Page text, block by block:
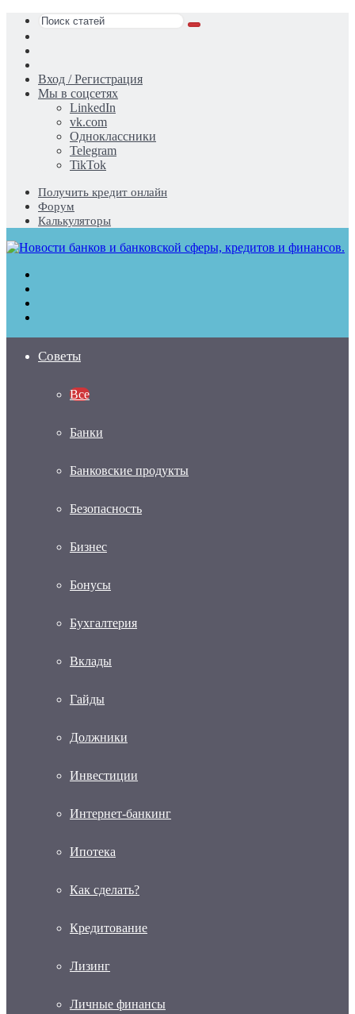
Поиск
статья
Вход / Регистрация
Мы в соцсетях
LinkedIn
vk.com
Одноклассники
Telegram
TikTok
Получить кредит онлайн
Форум
Калькуляторы
Советы
Все
Банки
Банковские продукты
Безопасность
Бизнес
Бонусы
Бухгалтерия
Вклады
Гайды
Должники
Инвестиции
Интернет-банкинг
Ипотека
Как сделать?
Кредитование
Лизинг
Личные финансы